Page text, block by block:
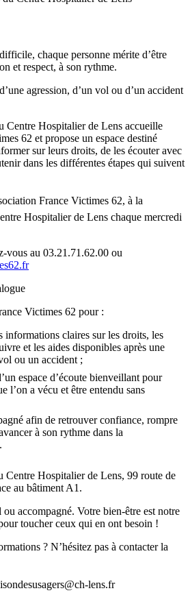
chaque personne mérite d’être
et respect, à son rythme.
agression, d’un vol ou d’un accident
Centre Hospitalier de Lens accueille
62 et propose un espace destiné
sur leurs droits, de les écouter avec
dans les différentes étapes qui suivent
France Victimes 62, à la
Hospitalier de Lens chaque mercredi
vous au 03.21.71.62.00 ou
Victimes 62 pour :
informations claires sur les droits, les
et les aides disponibles après une
ou un accident ;
espace d’écoute bienveillant pour
l’on a vécu et être entendu sans
afin de retrouver confiance, rompre
à son rythme dans la
Centre Hospitalier de Lens, 99 route de
au bâtiment A1.
ou accompagné. Votre bien-être est notre
toucher ceux qui en ont besoin !
? N’hésitez pas à contacter la
lens.fr